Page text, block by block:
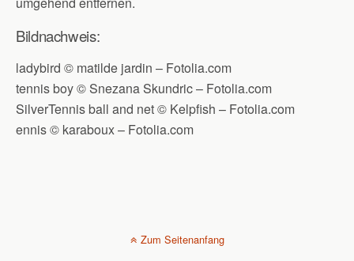
Bildnachweis:
ladybird © matilde jardin – Fotolia.com
tennis boy © Snezana Skundric – Fotolia.com
SilverTennis ball and net © Kelpfish – Fotolia.com
ennis © karaboux – Fotolia.com
Zum Seitenanfang